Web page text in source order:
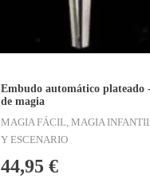
Embudo automático plateado
de magia
MAGIA FÁCIL, MAGIA
Y ESCENARIO
44,95 €